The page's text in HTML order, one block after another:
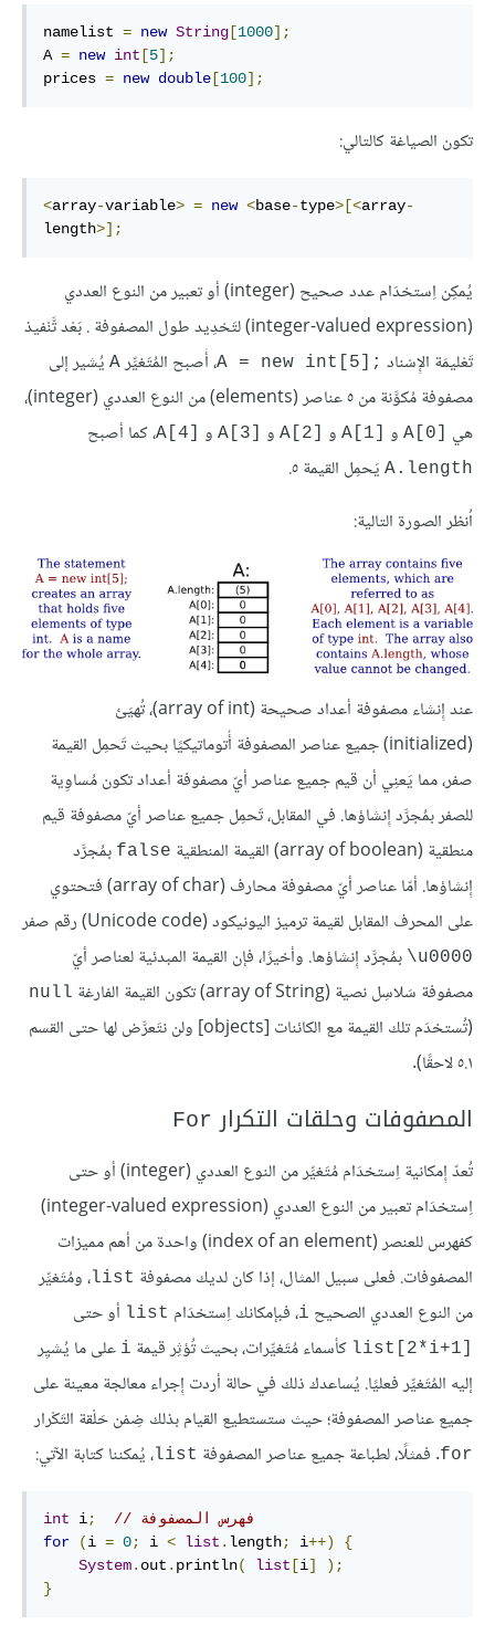
namelist = new String [1000];
A = new int [5];
prices = new double [100];
تكون الصياغة كالتالي:
<array-variable> = new <base-type>[<array-
length>];
يُمكِن اِستخدَام عدد صحيح (integer) أو تعبير من النوع العددي
(integer-valued expression) لتَحْدِيد طول المصفوفة
. بَعْد تَّنْفيذ
تَعْليمَة الإِسْناد A = new int[5];
A يُشير إلى
مصفوفة مُكوَّنة من ٥ عناصر (elements) من النوع العددي (integer)،
هي
A[0]‎ و A[1]‎ و A[2]
A[3]‎ و A[4]‎، كما أصبح
A.length يَحمِل القيمة ٥.
اُنظر الصورة التالية:
عند إِنشاء مصفوفة أعداد صحيحة (array of int)، تُهيَئ
(initialized) جميع عناصر المصفوفة أُتوماتيكيًا بحيث تَحمِل القيمة
صفر، مما يَعنِي أن قيم جميع عناصر أيّ مصفوفة أعداد تكون مُساوِية
للصفر بمُجرَّد إِنشاؤها. في المقابل، تَحمِل جميع عناصر أيّ مصفوفة قيم
منطقية (array of boolean) القيمة المنطقية
false بمُجرَّد
إِنشاؤها. أمّا عناصر أيّ مصفوفة محارف (array of char) فتحتوي
على المحرف المقابل لقيمة ترميز اليونيكود (Unicode code) رقم صفر
‎\u0000 بمُجرَّد إِنشاؤها. وأخيرًا، فإن القيمة المبدئية لعناصر أيّ
مصفوفة سَلاسِل نصية (array of String) تكون القيمة الفارغة
null
(تُستخدَم تلك القيمة مع الكائنات [objects] ولن نتَعرَّض لها حتى القسم
٥.١ لاحقًا).
المصفوفات وحلقات التكرار For
تُعدّ إِمكانية اِستخدَام مُتَغيِّر من النوع العددي (integer) أو حتى
اِستخدَام تعبير من النوع العددي (integer-valued expression)
كفهرس للعنصر (index of an element) واحدة من أهم مميزات
المصفوفات. فعلى سبيل المثال، إذا كان لديك مصفوفة list ، ومُتَغيِّر
من النوع العددي الصحيح i، فبإمكانك اِستخدَام list‎ أو حتى
list[2*i+1]
i على ما يُشيِر
إليه المُتَغيِّر فعليًا. يُساعدك ذلك في حالة أردت إِجراء معالجة معينة على
جميع عناصر المصفوفة؛ حيث ستستطيع القيام بذلك ضِمْن حَلْقة التَكْرار
for. فمثلًا، لطباعة جميع عناصر المصفوفة list ، يُمكننا كتابة الآتي:
int i;
// فهرس المصفوفة
for
(i = 0; i < list . length; i++)
{
System. out . println( list [i]
);
}